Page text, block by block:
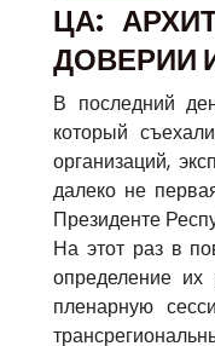
ЦА:
ДОВЕРИИ
В последний
который
организаций,
далеко не
Президенте
На этот раз в
определение
пленарную